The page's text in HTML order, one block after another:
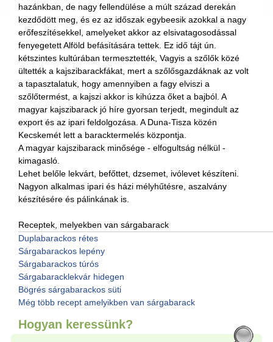
hazánkban, de nagy fellendülése a múlt század derekán
kezdődött meg, és ez az időszak egybeesik azokkal a nagy
erőfeszítésekkel, amelyeket akkor az elsivatagosodással
fenyegetett Alföld befásítására tettek. Ez idő tájt ún.
kétszintes kultúrában termesztették, Vagyis a szőlők közé
ültették a kajszibarackfákat, mert a szőlősgazdáknak az volt
a tapasztalatuk, hogy amennyiben a fagy elviszi a
szőlőtermést, a kajszi akkor is kihúzza őket a bajból. A
magyar kajszibarack jó híre gyorsan terjedt, megindult az
export és az ipari feldolgozása. A Duna-Tisza közén
Kecskemét lett a baracktermelés központja.
A magyar kajszibarack minősége - elfogultság nélkül -
kimagasló.
Lehet belőle lekvárt, befőttet, dzsemet, ivólevet készíteni.
Nagyon alkalmas ipari és házi mélyhűtésre, aszalvány
készítésére és pálinkának is.
Receptek, melyekben van sárgabarack
Duplabarackos rétes
Sárgabarackos lepény
Sárgabarackos túrós
Sárgabaracklekvár hidegen
Bögrés sárgabarackos süti
Még több recept amelyikben van sárgabarack
Hogyan keressünk?